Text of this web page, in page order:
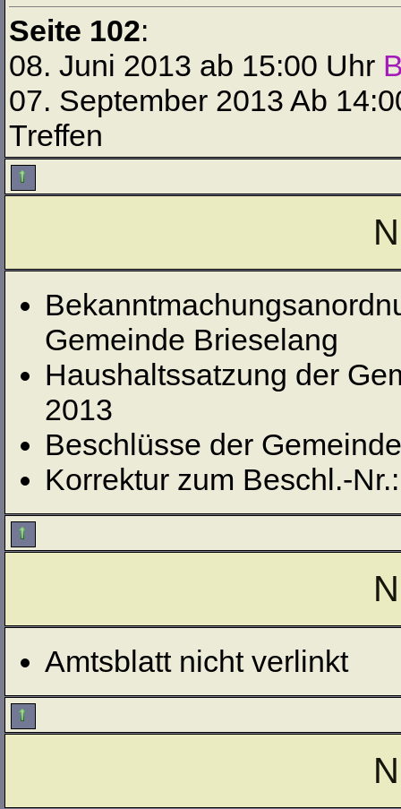
Seite 102:
08. Juni 2013 ab 15:00 Uhr
07. September 2013 Ab
Treffen
Gemeinde Brieselang
Haushaltssatzung der
2013
Beschlüsse der
Korrektur zum Beschl.-
Amtsblatt nicht verlinkt